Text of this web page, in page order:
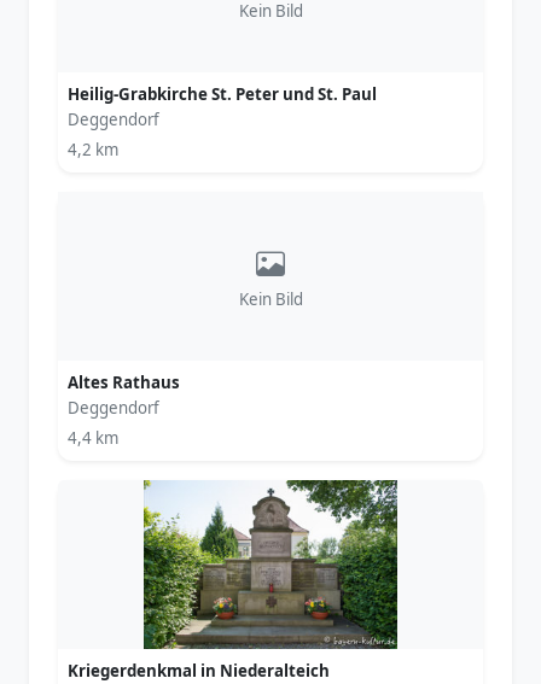
Kein Bild
Heilig-Grabkirche St. Peter und St. Paul
Deggendorf
4,2 km
Kein Bild
Altes Rathaus
Deggendorf
4,4 km
Kriegerdenkmal in Niederalteich